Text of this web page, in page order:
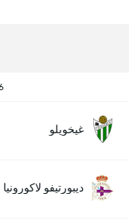
غيخويلو
ديبورتيفو لاكورونيا